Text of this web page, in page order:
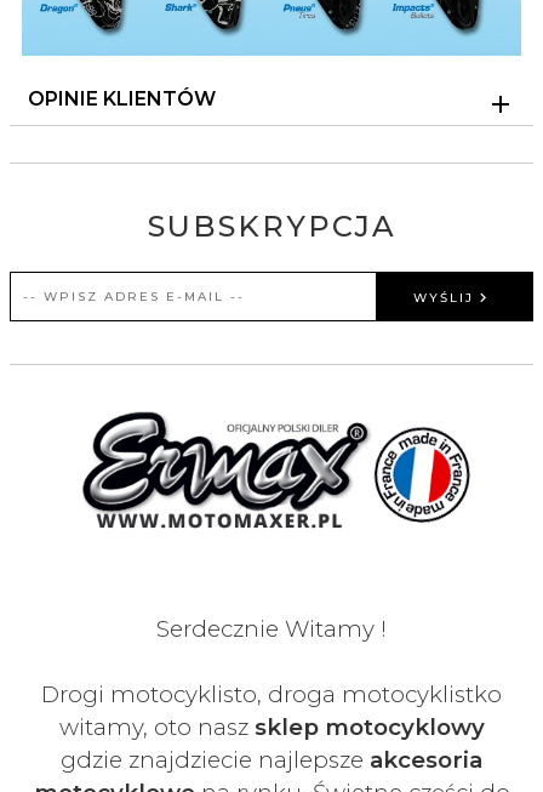
OPINIE KLIENTÓW
SUBSKRYPCJA
WYŚLIJ
Serdecznie Witamy !
Drogi motocyklisto, droga motocyklistko
witamy, oto nasz sklep motocyklowy
gdzie znajdziecie najlepsze akcesoria